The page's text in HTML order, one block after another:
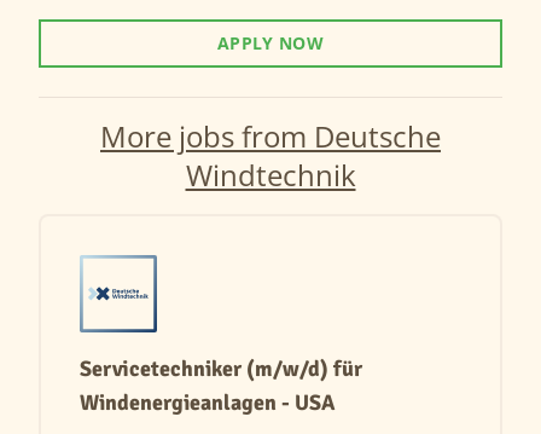
APPLY NOW
More jobs from Deutsche
Windtechnik
Servicetechniker (m/w/d) für
Windenergieanlagen - USA